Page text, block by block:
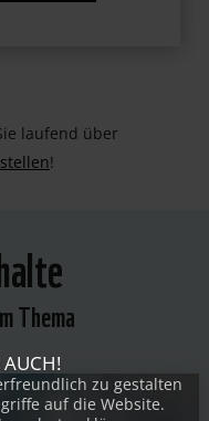
laufend über
!
Thema
AUCH!
zu gestalten
auf die Website.